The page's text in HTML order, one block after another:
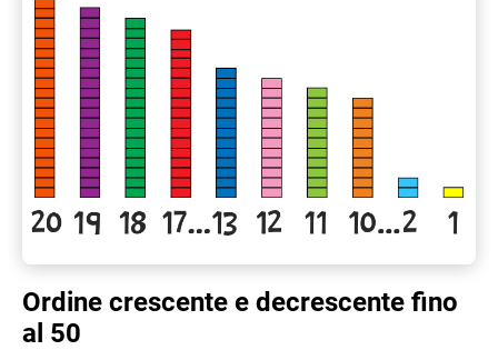
Ordine crescente e decrescente fino
al 50